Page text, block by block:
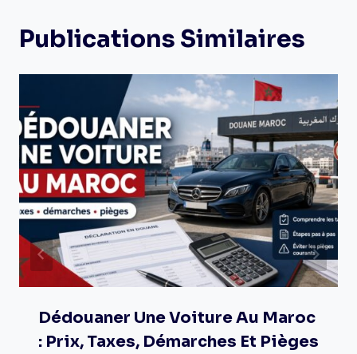
Publications Similaires
Dédouaner Une Voiture Au Maroc
: Prix, Taxes, Démarches Et Pièges